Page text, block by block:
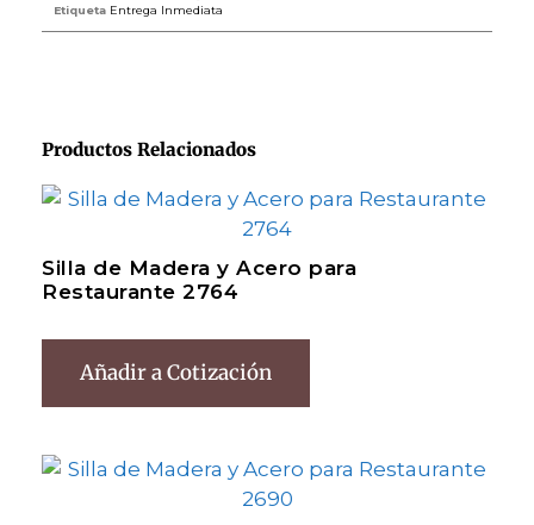
Etiqueta Entrega Inmediata
Productos Relacionados
Silla de Madera y Acero para
Restaurante 2764
Añadir a Cotización